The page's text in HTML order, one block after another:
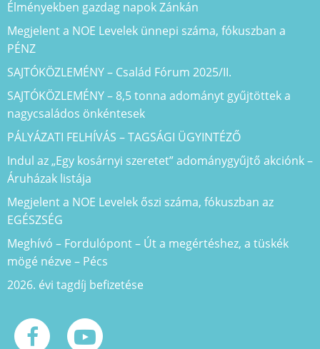
Élményekben gazdag napok Zánkán
Megjelent a NOE Levelek ünnepi száma, fókuszban a
PÉNZ
SAJTÓKÖZLEMÉNY – Család Fórum 2025/II.
SAJTÓKÖZLEMÉNY – 8,5 tonna adományt gyűjtöttek a
nagycsaládos önkéntesek
PÁLYÁZATI FELHÍVÁS – TAGSÁGI ÜGYINTÉZŐ
Indul az „Egy kosárnyi szeretet” adománygyűjtő akciónk –
Áruházak listája
Megjelent a NOE Levelek őszi száma, fókuszban az
EGÉSZSÉG
Meghívó – Fordulópont – Út a megértéshez, a tüskék
mögé nézve – Pécs
2026. évi tagdíj befizetése